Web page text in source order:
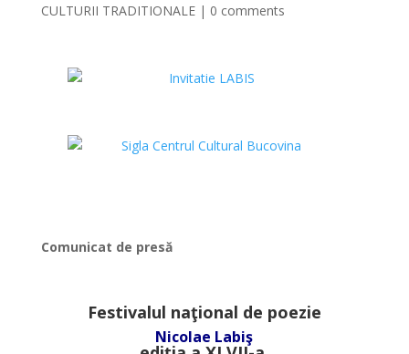
CULTURII TRADITIONALE| 0 comments
Comunicat de presă
Festivalul naţional de poezie
Nicolae Labiş